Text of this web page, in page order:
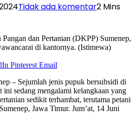
Tidak ada komentar2 Mins
dan Pertanian (DKPP) Sumenep,
di kantornya. (Istimewa)
Pinterest Email
– Sejumlah jenis pupuk bersubsidi di
ini sedang mengalami kelangkaan yang
sedikit terhambat, terutama petani
Jawa Timur. Jum’at, 14 Juni